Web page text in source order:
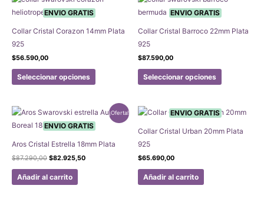
se
elegir
página
de
ENVIO GRATIS
Collar Cristal Corazon 14mm Plata
925
$56.590,00
Seleccionar opciones
Este
producto
múltiples
variantes.
opciones
ENVIO GRATIS
Collar Cristal Barroco 22mm Plata
925
$87.590,00
Seleccionar opciones
Este
producto
múltiples
Las
¡Oferta!
ENVIO GRATIS
Aros Cristal Estrella 18mm Plata
$87.290,00 El
original
era:
$82.925,50El
Añadir al carrito
ENVIO GRATIS
Collar Cristal Urban 20mm Plata
925
$65.690,00
Añadir al carrito